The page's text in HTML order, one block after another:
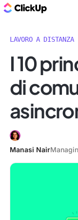
LAVORO A DISTANZA
I 10
di
Manasi Nair